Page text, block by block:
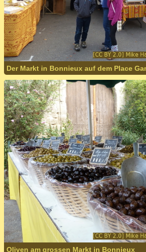
Der Markt in Bonnieux auf dem Place
Oliven am grossen Markt in Bonnieux